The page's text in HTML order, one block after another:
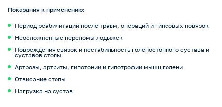
Показания к применению:
Период реабилитации после травм, операций и гипсовых повязок
Неосложненные переломы лодыжек
Повреждения связок и нестабильность голеностопного сустава и
суставов стопы
Артрозы, артриты, гипотонии и гипотрофии мышц голени
Отвисание стопы
Нагрузка на сустав